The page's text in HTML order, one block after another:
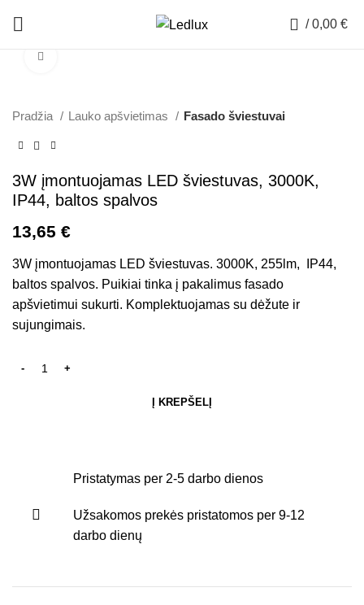
/ 0,00 €
Pradžia Lauko apšvietimas Fasado šviestuvai
3W įmontuojamas LED šviestuvas, 3000K,
IP44, baltos spalvos
13,65 €
3W įmontuojamas LED šviestuvas. 3000K, 255lm, IP44,
baltos spalvos. Puikiai tinka į pakalimus fasado
apšvietimui sukurti. Komplektuojamas su dėžute ir
sujungimais.
Į KREPŠELĮ
Pristatymas per 2-5 darbo dienos
Užsakomos prekės pristatomos per 9-12
darbo dienų